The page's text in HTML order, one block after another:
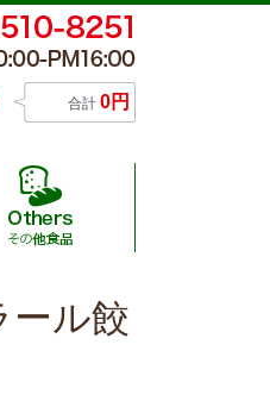
合計 0円
ーグ
ール餃